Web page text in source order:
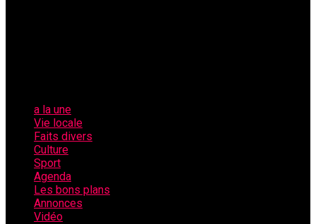
a la une
Vie locale
Faits divers
Culture
Sport
Agenda
Les bons plans
Annonces
Vidéo